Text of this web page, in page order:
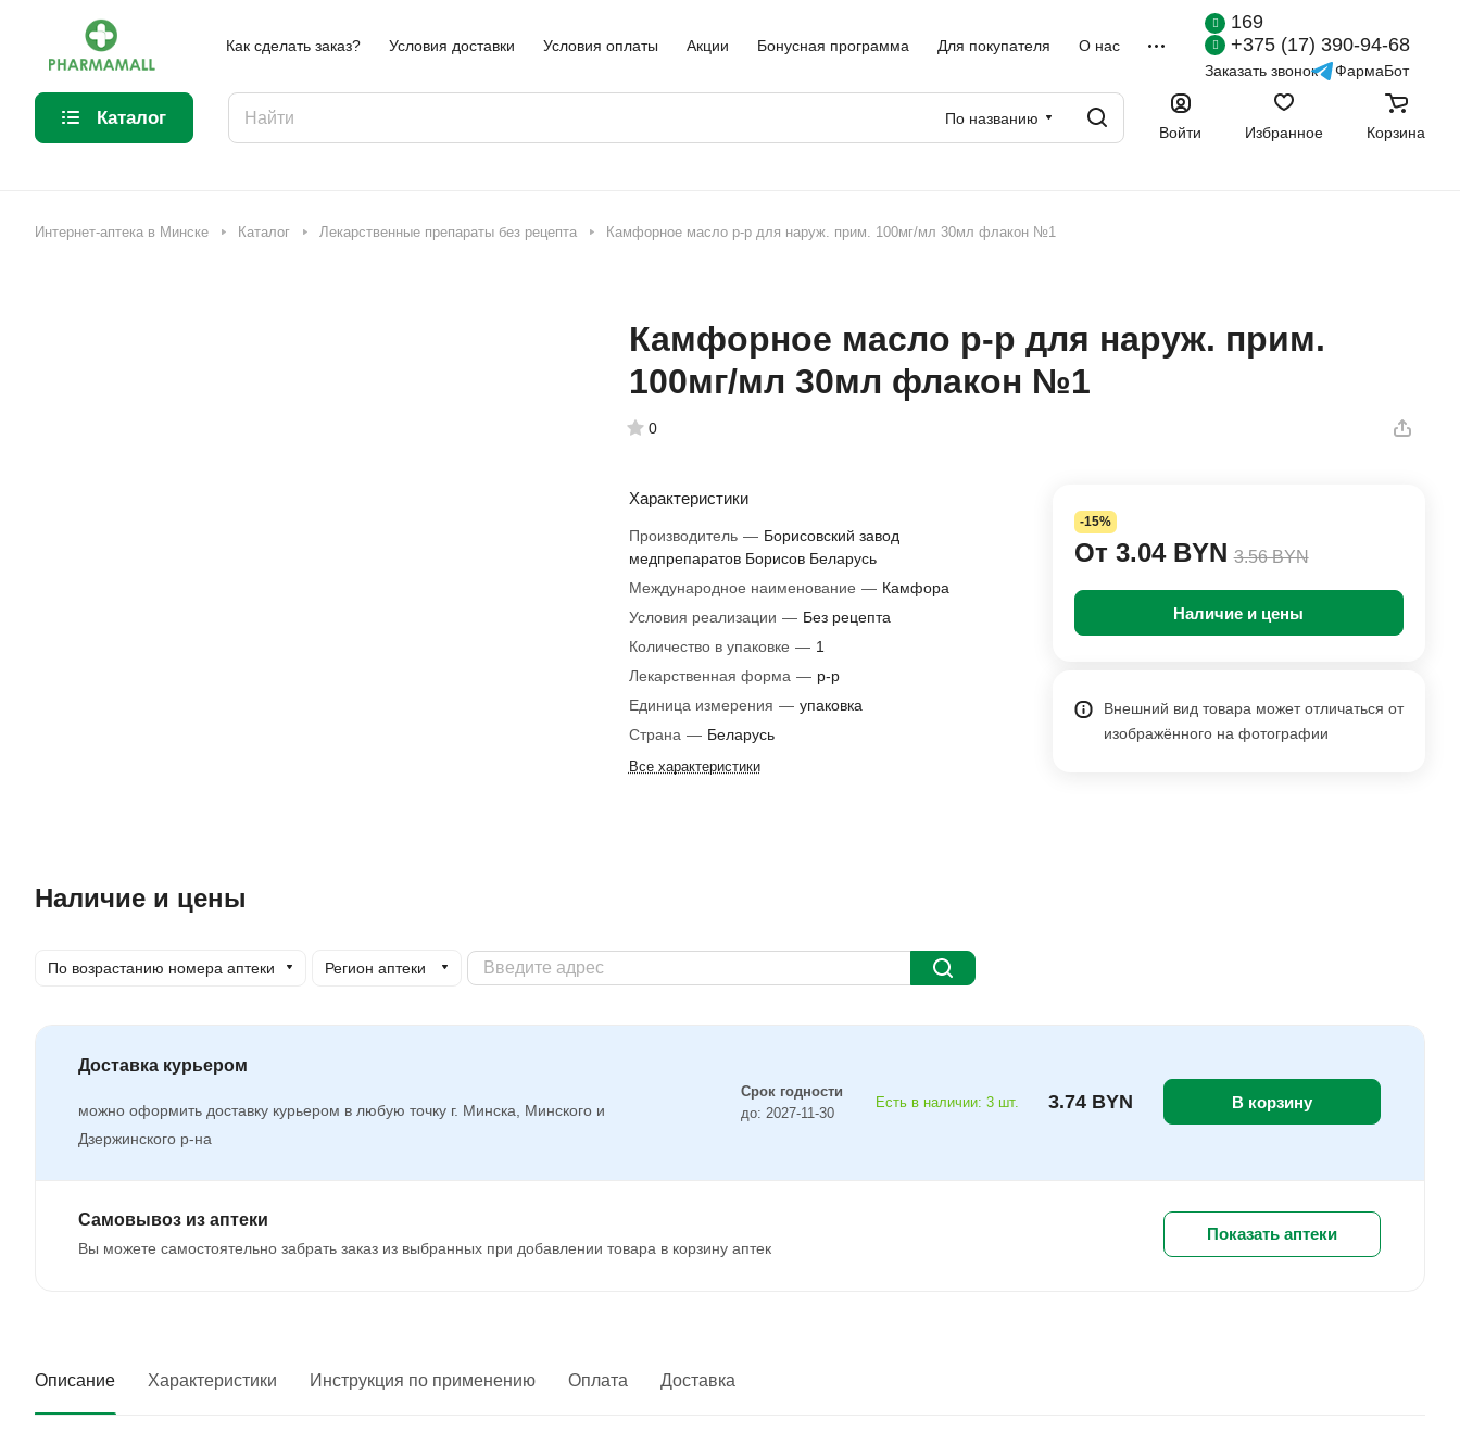
Как сделать заказ? Условия доставки Условия оплаты Акции Бонусная программа Для покупателя О нас
169
+375 (17) 390-94-68
Заказать звонок ФармаБот
Каталог
По названию
Войти
Избранное Корзина
Интернет-аптека в Минске Каталог Лекарственные препараты без рецепта Камфорное масло р-р для наруж. прим. 100мг/мл 30мл флакон №1
Камфорное масло р-р для наруж. прим.
100мг/мл 30мл флакон №1
0
Характеристики
Производитель — Борисовский завод
медпрепаратов Борисов Беларусь
Международное наименование — Камфора
Условия реализации — Без рецепта
Количество в упаковке — 1
Лекарственная форма — р-р
Единица измерения — упаковка
Страна — Беларусь
Все характеристики
-15%
От 3.04 BYN 3.56 BYN
Наличие и цены
Внешний вид товара может отличаться от
изображённого на фотографии
Наличие и цены
По возрастанию номера аптеки Регион аптеки
Доставка курьером
можно оформить доставку курьером в любую точку г. Минска, Минского и
Дзержинского р-на
Срок годности
до: 2027-11-30
Есть в наличии: 3 шт. 3.74 BYN В корзину
Самовывоз из аптеки
Вы можете самостоятельно забрать заказ из выбранных при добавлении товара в корзину аптек
Показать аптеки
Описание Характеристики Инструкция по применению Оплата Доставка